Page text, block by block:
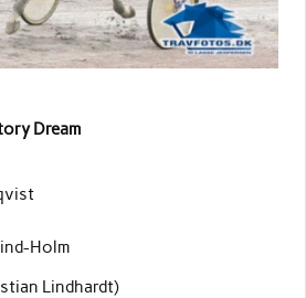
Dream
Holm
Lindhardt)